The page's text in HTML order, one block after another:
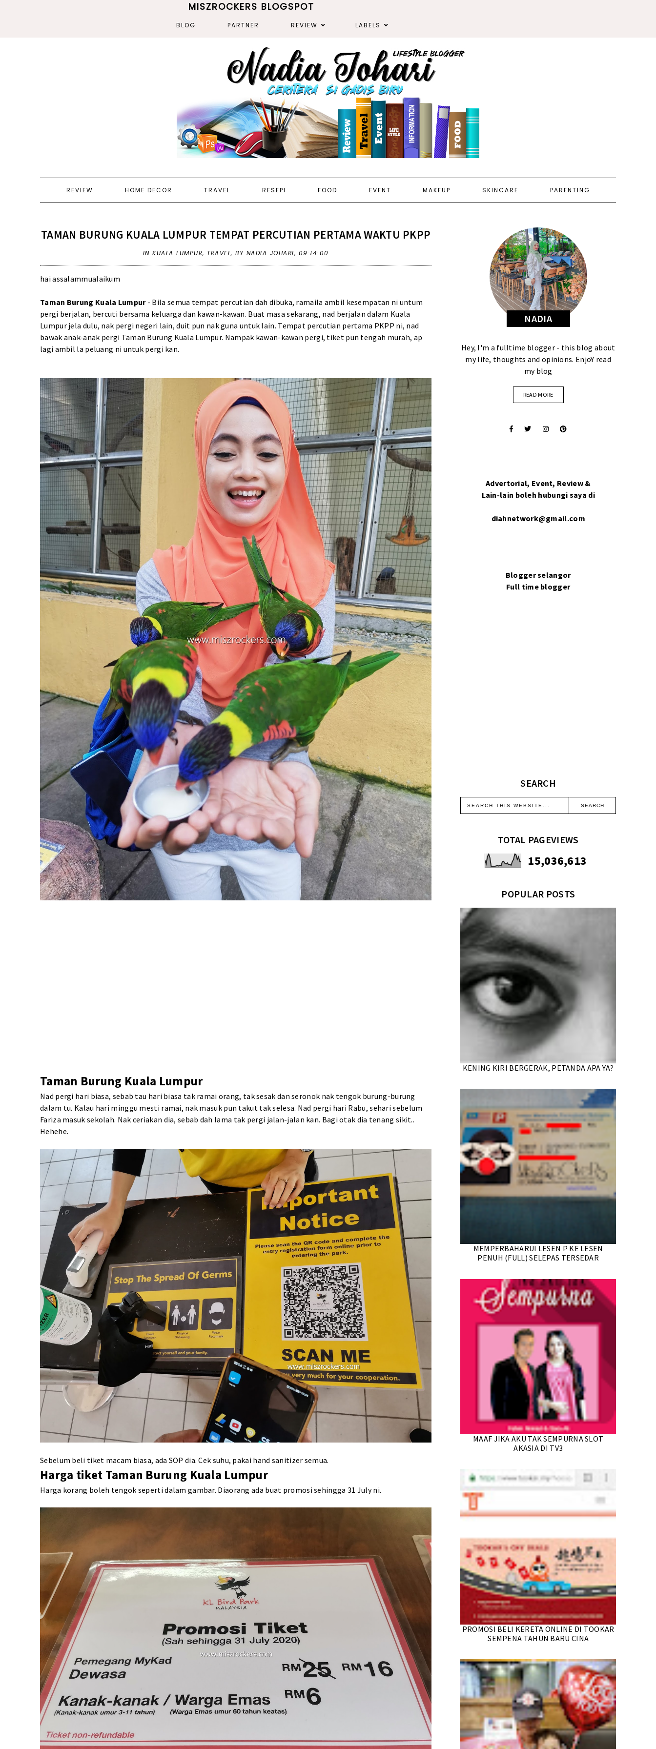
MISZROCKERS BLOGSPOT
BLOG PARTNER REVIEW LABELS
REVIEW HOME DECOR TRAVEL RESEPI FOOD EVENT MAKEUP SKINCARE PARENTING
TAMAN BURUNG KUALA LUMPUR TEMPAT PERCUTIAN PERTAMA WAKTU PKPP
INKUALA LUMPUR, TRAVEL,BY NADIA JOHARI, 09:14:00
hai assalammualaikum
Taman Burung Kuala Lumpur- Bila semua tempat percutian dah dibuka, ramaila ambil kesempatan ni untum
pergi berjalan, bercuti bersama keluarga dan kawan-kawan. Buat masa sekarang, nad berjalan dalam Kuala
Lumpur jela dulu, nak pergi negeri lain, duit pun nak guna untuk lain. Tempat percutian pertama PKPP ni, nad
bawak anak-anak pergi Taman Burung Kuala Lumpur. Nampak kawan-kawan pergi, tiket pun tengah murah, ap
lagi ambil la peluang ni untuk pergi kan.
Taman Burung Kuala Lumpur
Nad pergi hari biasa, sebab tau hari biasa tak ramai orang, tak sesak dan seronok nak tengok burung-burung
dalam tu. Kalau hari minggu mesti ramai, nak masuk pun takut tak selesa. Nad pergi hari Rabu,sehari sebelum
Fariza masuk sekolah. Nak ceriakan dia, sebab dah lama tak pergi jalan-jalan kan. Bagi otak dia tenang sikit..
Hehehe.
Sebelum beli tiket macam biasa, ada SOP dia. Cek suhu, pakai hand sanitizer semua.
Harga tiket Taman Burung Kuala Lumpur
Harga korang boleh tengok seperti dalam gambar. Diaorang ada buat promosi sehingga 31 July ni.
NADIA
Hey, I'm a fulltime blogger - this blog about
my life, thoughts and opinions. EnjoY read
my blog
READ MORE
Advertorial, Event, Review &
Lain-lain boleh hubungi saya di
diahnetwork@gmail.com
Blogger selangor
Full time blogger
SEARCH
TOTAL PAGEVIEWS
15,036,613
POPULAR POSTS
KENING KIRI BERGERAK, PETANDA APA YA?
MEMPERBAHARUI LESEN P KE LESEN
PENUH (FULL) SELEPAS TERSEDAR
MAAF JIKA AKU TAK SEMPURNA SLOT
AKASIA DI TV3
PROMOSI BELI KERETA ONLINE DI TOOKAR
SEMPENA TAHUN BARU CINA